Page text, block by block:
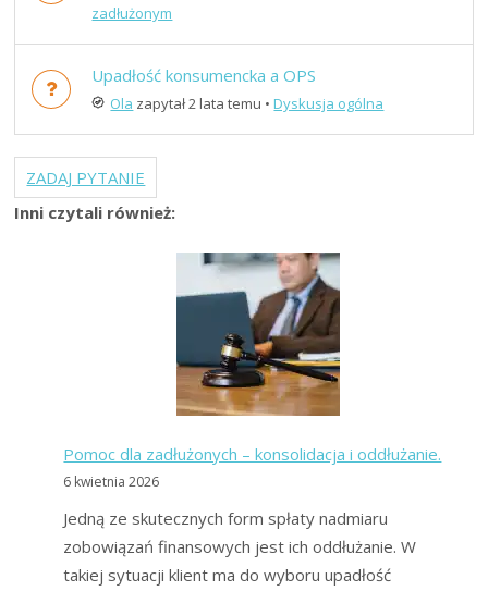
zadłużonym
Upadłość konsumencka a OPS
Ola zapytał 2 lata temu •Dyskusja ogólna
ZADAJ PYTANIE
Inni czytali również:
Pomoc dla zadłużonych – konsolidacja i oddłużanie.
6 kwietnia 2026
Jedną ze skutecznych form spłaty nadmiaru
zobowiązań finansowych jest ich oddłużanie. W
takiej sytuacji klient ma do wyboru upadłość